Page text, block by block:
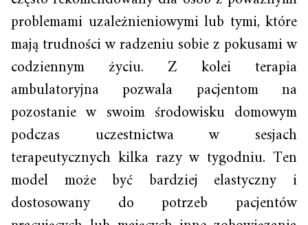
problemami uzależnieniowymi lub tymi, które
mają trudności w radzeniu sobie z pokusami w
codziennym życiu. Z kolei terapia
ambulatoryjna pozwala pacjentom na
pozostanie w swoim środowisku domowym
podczas uczestnictwa w sesjach
terapeutycznych kilka razy w tygodniu. Ten
model może być bardziej elastyczny i
dostosowany do potrzeb pacjentów